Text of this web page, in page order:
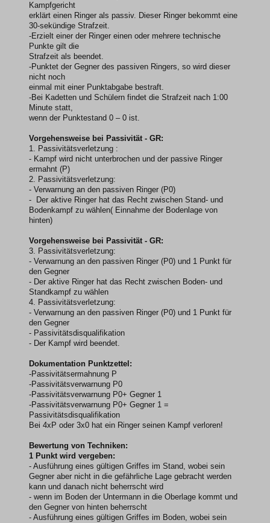
Kampfgericht
erklärt einen Ringer als passiv. Dieser Ringer bekommt eine
30-sekündige Strafzeit.
-Erzielt einer der Ringer einen oder mehrere technische
Punkte gilt die
Strafzeit als beendet.
-Punktet der Gegner des passiven Ringers, so wird dieser
nicht noch
einmal mit einer Punktabgabe bestraft.
-Bei Kadetten und Schülern findet die Strafzeit nach 1:00
Minute statt,
wenn der Punktestand 0 – 0 ist.
Vorgehensweise bei Passivität - GR:
1. Passivitätsverletzung :
- Kampf wird nicht unterbrochen und der passive Ringer
ermahnt (P)
2. Passivitätsverletzung:
- Verwarnung an den passiven Ringer (P0)
- Der aktive Ringer hat das Recht zwischen Stand- und
Bodenkampf zu wählen( Einnahme der Bodenlage von
hinten)
Vorgehensweise bei Passivität - GR:
3. Passivitätsverletzung:
- Verwarnung an den passiven Ringer (P0) und 1 Punkt für
den Gegner
- Der aktive Ringer hat das Recht zwischen Boden- und
Standkampf zu wählen
4. Passivitätsverletzung:
- Verwarnung an den passiven Ringer (P0) und 1 Punkt für
den Gegner
- Passivitätsdisqualifikation
- Der Kampf wird beendet.
Dokumentation Punktzettel:
-Passivitätsermahnung P
-Passivitätsverwarnung P0
-Passivitätsverwarnung P0+ Gegner 1
-Passivitätsverwarnung P0+ Gegner 1 =
Passivitätsdisqualifikation
Bei 4xP oder 3x0 hat ein Ringer seinen Kampf verloren!
Bewertung von Techniken:
1 Punkt wird vergeben:
- Ausführung eines gültigen Griffes im Stand, wobei sein
Gegner aber nicht in die gefährliche Lage gebracht werden
kann und danach nicht beherrscht wird
- wenn im Boden der Untermann in die Oberlage kommt und
den Gegner von hinten beherrscht
- Ausführung eines gültigen Griffes im Boden, wobei sein